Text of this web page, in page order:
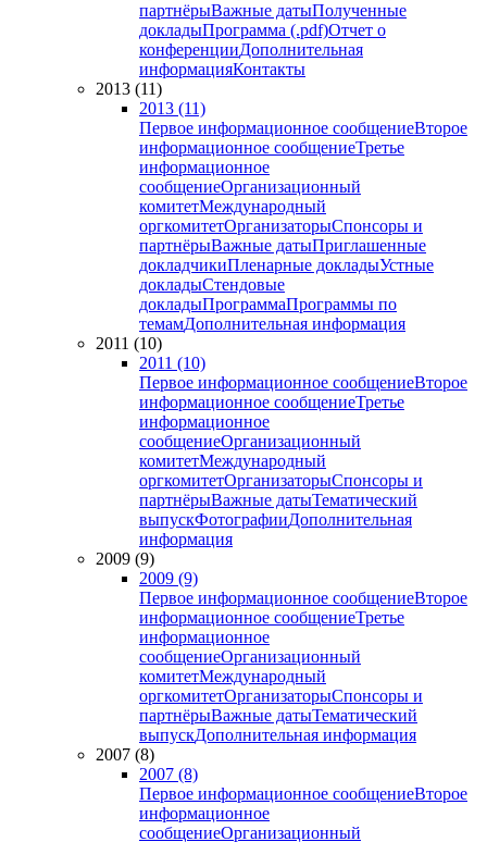
партнёрыВажные датыПолученные
докладыПрограмма (.pdf)Отчет о
конференцииДополнительная
информацияКонтакты
2013 (11)
2013 (11)
Первое информационное сообщениеВторое
информационное сообщениеТретье
информационное
сообщениеОрганизационный
комитетМеждународный
оргкомитетОрганизаторыСпонсоры и
партнёрыВажные датыПриглашенные
докладчикиПленарные докладыУстные
докладыСтендовые
докладыПрограммаПрограммы по
темамДополнительная информация
2011 (10)
2011 (10)
Первое информационное сообщениеВторое
информационное сообщениеТретье
информационное
сообщениеОрганизационный
комитетМеждународный
оргкомитетОрганизаторыСпонсоры и
партнёрыВажные датыТематический
выпускФотографииДополнительная
информация
2009 (9)
2009 (9)
Первое информационное сообщениеВторое
информационное сообщениеТретье
информационное
сообщениеОрганизационный
комитетМеждународный
оргкомитетОрганизаторыСпонсоры и
партнёрыВажные датыТематический
выпускДополнительная информация
2007 (8)
2007 (8)
Первое информационное сообщениеВторое
информационное
сообщениеОрганизационный